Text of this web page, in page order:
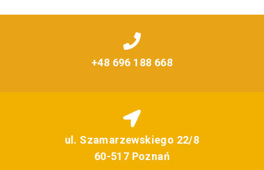
+48 696 188 668
ul. Szamarzewskiego 22/8
60-517 Poznań